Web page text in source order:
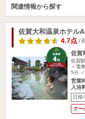
関連情報から探す
佐賀大和温泉ホテル
4.7点/
佐賀
佐賀
＜電
5分
営業
入浴
日帰
クー